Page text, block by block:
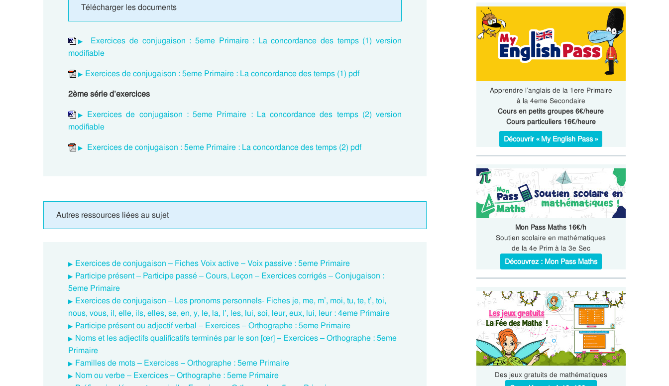
Télécharger les documents
Exercices de conjugaison : 5eme Primaire : La concordance des temps (1) version
modifiable
Exercices de conjugaison : 5eme Primaire : La concordance des temps (1) pdf
2ème série d’exercices
Exercices de conjugaison : 5eme Primaire : La concordance des temps (2) version
modifiable
Exercices de conjugaison : 5eme Primaire : La concordance des temps (2) pdf
Autres ressources liées au sujet
Exercices de conjugaison – Fiches Voix active – Voix passive : 5eme Primaire
Participe présent – Participe passé – Cours, Leçon – Exercices corrigés – Conjugaison :
5eme Primaire
Exercices de conjugaison – Les pronoms personnels- Fiches je, me, m’, moi, tu, te, t’, toi,
nous, vous, il, elle, ils, elles, se, en, y, le, la, l’, les, lui, soi, leur, eux, lui, leur : 4eme Primaire
Participe présent ou adjectif verbal – Exercices – Orthographe : 5eme Primaire
Noms et les adjectifs qualificatifs terminés par le son [œr] – Exercices – Orthographe : 5eme
Primaire
Familles de mots – Exercices – Orthographe : 5eme Primaire
Nom ou verbe – Exercices – Orthographe : 5eme Primaire
Apprendre l’anglais de la 1ere Primaire
à la 4eme Secondaire
Cours en petits groupes 6€/heure
Cours particuliers 16€/heure
Découvrir « My English Pass »
Mon Pass Maths 16€/h
Soutien scolaire en mathématiques
de la 4e Prim à la 3e Sec
Découvrez : Mon Pass Maths
Des jeux gratuits de mathématiques